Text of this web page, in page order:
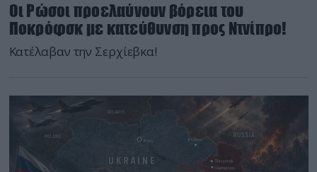
Οι Ρώσοι προελαύνουν βόρεια του
Ποκρόφσκ με κατεύθυνση προς Ντνίπρο!
Κατέλαβαν την Σερχίεβκα!